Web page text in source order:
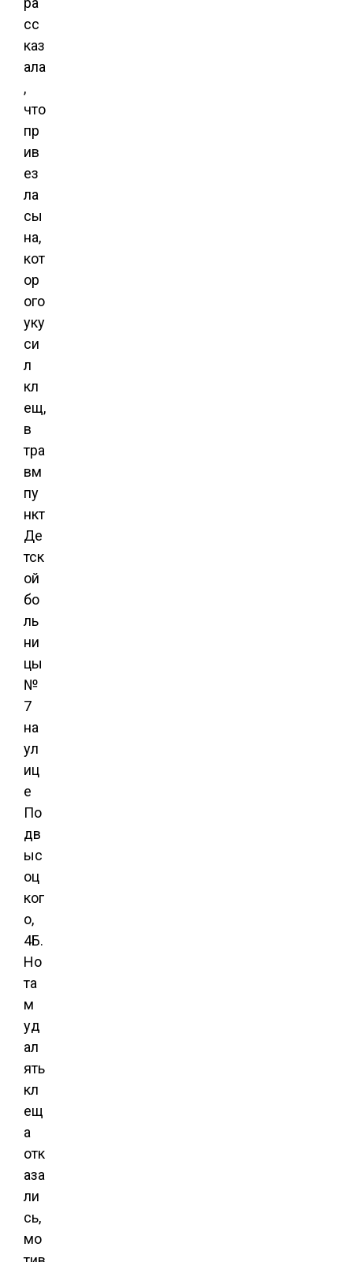
сс
каз
ала
,
что
пр
ив
ез
ла
сы
на,
кот
ор
ого
уку
си
л
кл
ещ,
в
тра
вм
пу
нкт
Де
тск
ой
бо
ль
ни
цы
№
7
на
ул
иц
е
По
дв
ыс
оц
ког
о,
4Б.
Но
та
м
уд
ал
ять
кл
ещ
а
отк
аза
ли
сь,
мо